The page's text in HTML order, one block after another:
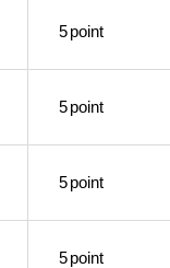
5point
5point
5point
5point